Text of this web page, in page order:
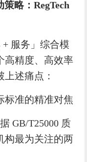
策略： RegTech
+ 服务」综合模
高精度、高效率
述痛点：
标准的精准对焦
GB/T25000 质
构最为关注的两